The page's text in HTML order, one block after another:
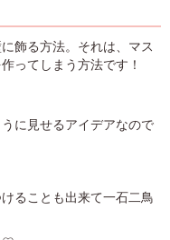
飾る方法。それは、マス
ってしまう方法です！
に見せるアイデアなので
ることも出来て一石二鳥